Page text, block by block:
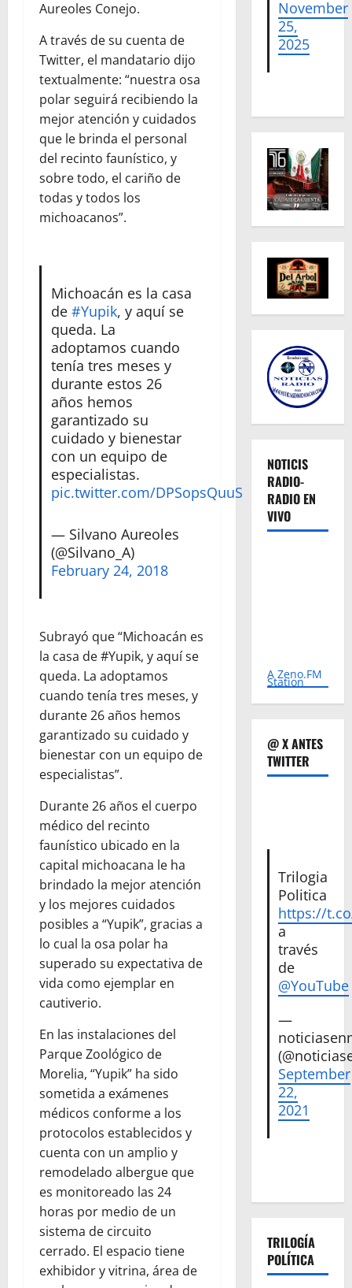
Aureoles Conejo.
A través de su cuenta de
Twitter, el mandatario dijo
textualmente: “nuestra osa
polar seguirá recibiendo la
mejor atención y cuidados
que le brinda el personal
del recinto faunístico, y
sobre todo, el cariño de
todas y todos los
michoacanos”.
Michoacán es la casa
de #Yupik, y aquí se
queda. La
adoptamos cuando
tenía tres meses y
durante estos 26
años hemos
garantizado su
cuidado y bienestar
con un equipo de
especialistas.
pic.twitter.com/DPSopsQuuS
— Silvano Aureoles
(@Silvano_A)
February 24, 2018
Subrayó que “Michoacán es
la casa de #Yupik, y aquí se
queda. La adoptamos
cuando tenía tres meses, y
durante 26 años hemos
garantizado su cuidado y
bienestar con un equipo de
especialistas”.
Durante 26 años el cuerpo
médico del recinto
faunístico ubicado en la
capital michoacana le ha
brindado la mejor atención
y los mejores cuidados
posibles a “Yupik”, gracias a
lo cual la osa polar ha
superado su expectativa de
vida como ejemplar en
cautiverio.
En las instalaciones del
Parque Zoológico de
Morelia, “Yupik” ha sido
sometida a exámenes
médicos conforme a los
protocolos establecidos y
cuenta con un amplio y
remodelado albergue que
es monitoreado las 24
horas por medio de un
sistema de circuito
cerrado. El espacio tiene
exhibidor y vitrina, área de
November
25,
2025
NOTICIS
RADIO-
RADIO EN
VIVO
A Zeno.FM
Station
@ X ANTES
TWITTER
Trilogia
Politica
https://
a
través
de
@YouTube
—
September
22,
2021
TRILOGÍA
POLÍTICA